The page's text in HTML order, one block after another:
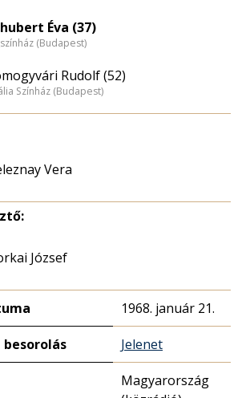
Éva (37)
(Budapest)
Rudolf (52)
Színház (Budapest)
Vera
József
1968. január 21.
Jelenet
Magyarország